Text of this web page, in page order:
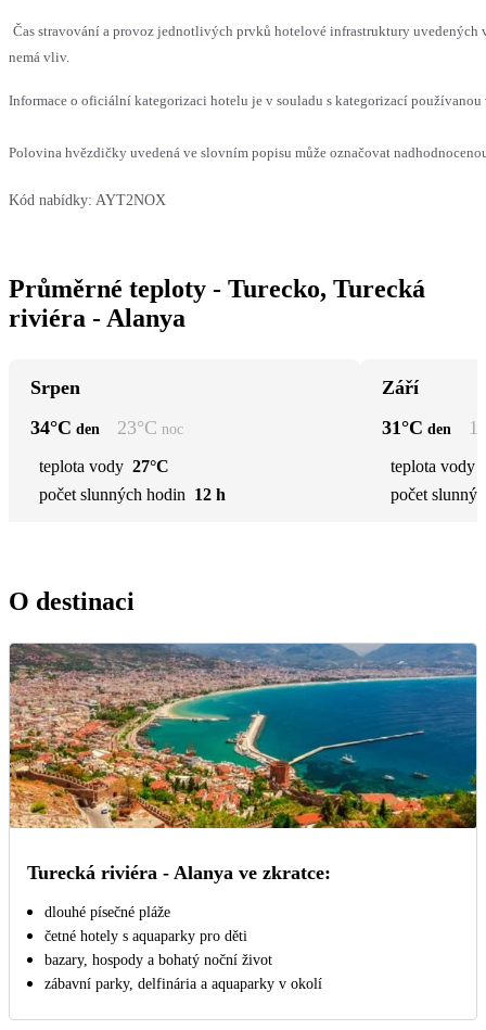
Čas stravování a provoz jednotlivých prvků hotelové infrastruktury uvedených
nemá vliv.
Informace o oficiální kategorizaci hotelu je v souladu s kategorizací
Polovina hvězdičky uvedená ve slovním popisu může označovat
Kód nabídky: AYT2NOX
Průměrné teploty - Turecko, Turecká
riviéra - Alanya
Srpen
34°C den 23°C noc
teplota vody 27°C
počet slunných hodin 12 h
Září
31°C den
teplota vody
počet
O destinaci
Turecká riviéra - Alanya ve zkratce:
dlouhé písečné pláže
četné hotely s aquaparky pro děti
bazary, hospody a bohatý noční život
zábavní parky, delfinária a aquaparky v okolí